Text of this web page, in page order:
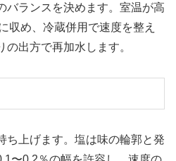
バランスを決めます。室温が高
収め、冷蔵併用で速度を整え
の出方で再加水します。
ち上げます。塩は味の輪郭と発